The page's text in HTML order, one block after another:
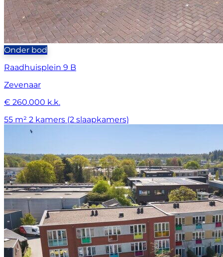
Onder bod
Raadhuisplein 9 B
Zevenaar
€ 260.000 k.k.
55 m² 2 kamers (2 slaapkamers)